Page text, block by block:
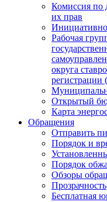
Комиссия по
их прав
Рабочая
округа
регистрации
Открытый
Карта
Обращения
Отправить
Порядок и
Порядок
Обзоры
Прозрачность
Бесплатная